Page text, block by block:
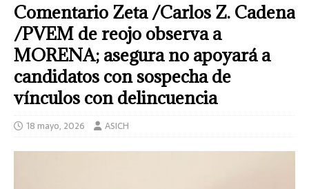
Comentario Zeta /Carlos Z. Cadena
/PVEM de reojo observa a
MORENA; asegura no apoyará a
candidatos con sospecha de
vínculos con delincuencia
18 mayo, 2026 ASICH